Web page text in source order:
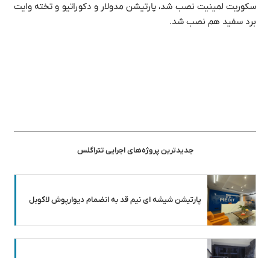
سکوریت لمینیت نصب شد، پارتیشن مدولار و دکوراتیو و تخته وایت
برد سفید هم نصب شد.
جدیدترین پروژه‌های اجرایی تتراگلس
پارتیشن شیشه ای نیم قد به انضمام دیوارپوش لاکوبل